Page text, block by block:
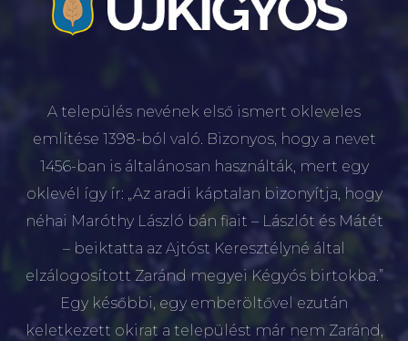
A település nevének első ismert okleveles
említése 1398-ból való. Bizonyos, hogy a nevet
1456-ban is általánosan használták, mert egy
oklevél így ír: „Az aradi káptalan bizonyítja, hogy
néhai Maróthy László bán fiait – Lászlót és Mátét
– beiktatta az Ajtóst Keresztélyné által
elzálogosított Zaránd megyei Kégyós birtokba.”
Egy későbbi, egy emberöltővel ezután
keletkezett okirat a települést már nem Zaránd,